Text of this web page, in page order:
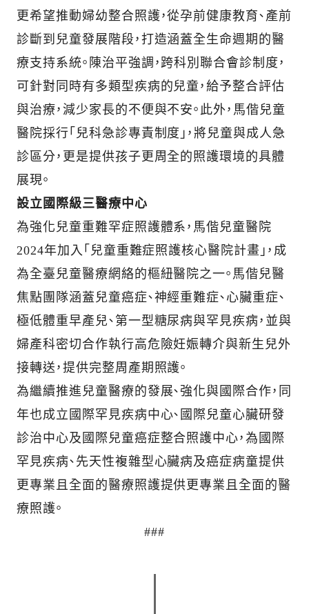
更希望推動婦幼整合照護，從孕前健康教育、產前
診斷到兒童發展階段，打造涵蓋全生命週期的醫
療支持系統。陳治平強調，跨科別聯合會診制度，
可針對同時有多類型疾病的兒童，給予整合評估
與治療，減少家長的不便與不安。此外，馬偕兒童
醫院採行「兒科急診專責制度」，將兒童與成人急
診區分，更是提供孩子更周全的照護環境的具體
展現。
設立國際級三醫療中心
為強化兒童重難罕症照護體系，馬偕兒童醫院
2024年加入「兒童重難症照護核心醫院計畫」，成
為全臺兒童醫療網絡的樞紐醫院之一。馬偕兒醫
焦點團隊涵蓋兒童癌症、神經重難症、心臟重症、
極低體重早產兒、第一型糖尿病與罕見疾病，並與
婦產科密切合作執行高危險妊娠轉介與新生兒外
接轉送，提供完整周產期照護。
為繼續推進兒童醫療的發展、強化與國際合作，同
年也成立國際罕見疾病中心、國際兒童心臟研發
診治中心及國際兒童癌症整合照護中心，為國際
罕見疾病、先天性複雜型心臟病及癌症病童提供
更專業且全面的醫療照護提供更專業且全面的醫
療照護。
###